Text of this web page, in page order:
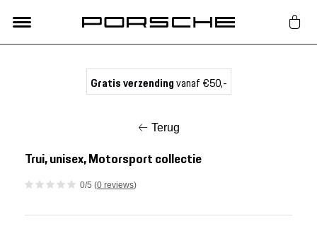
Nieuw
Gratis verzendingvanaf €50,-
Terug
Trui, unisex, Motorsport collectie
0/5 (0 reviews)